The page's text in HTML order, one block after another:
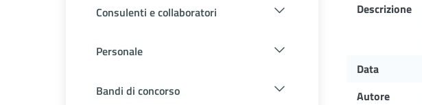
Consulenti e collaboratori
Personale
Bandi di concorso
Descrizione
Data
Autore